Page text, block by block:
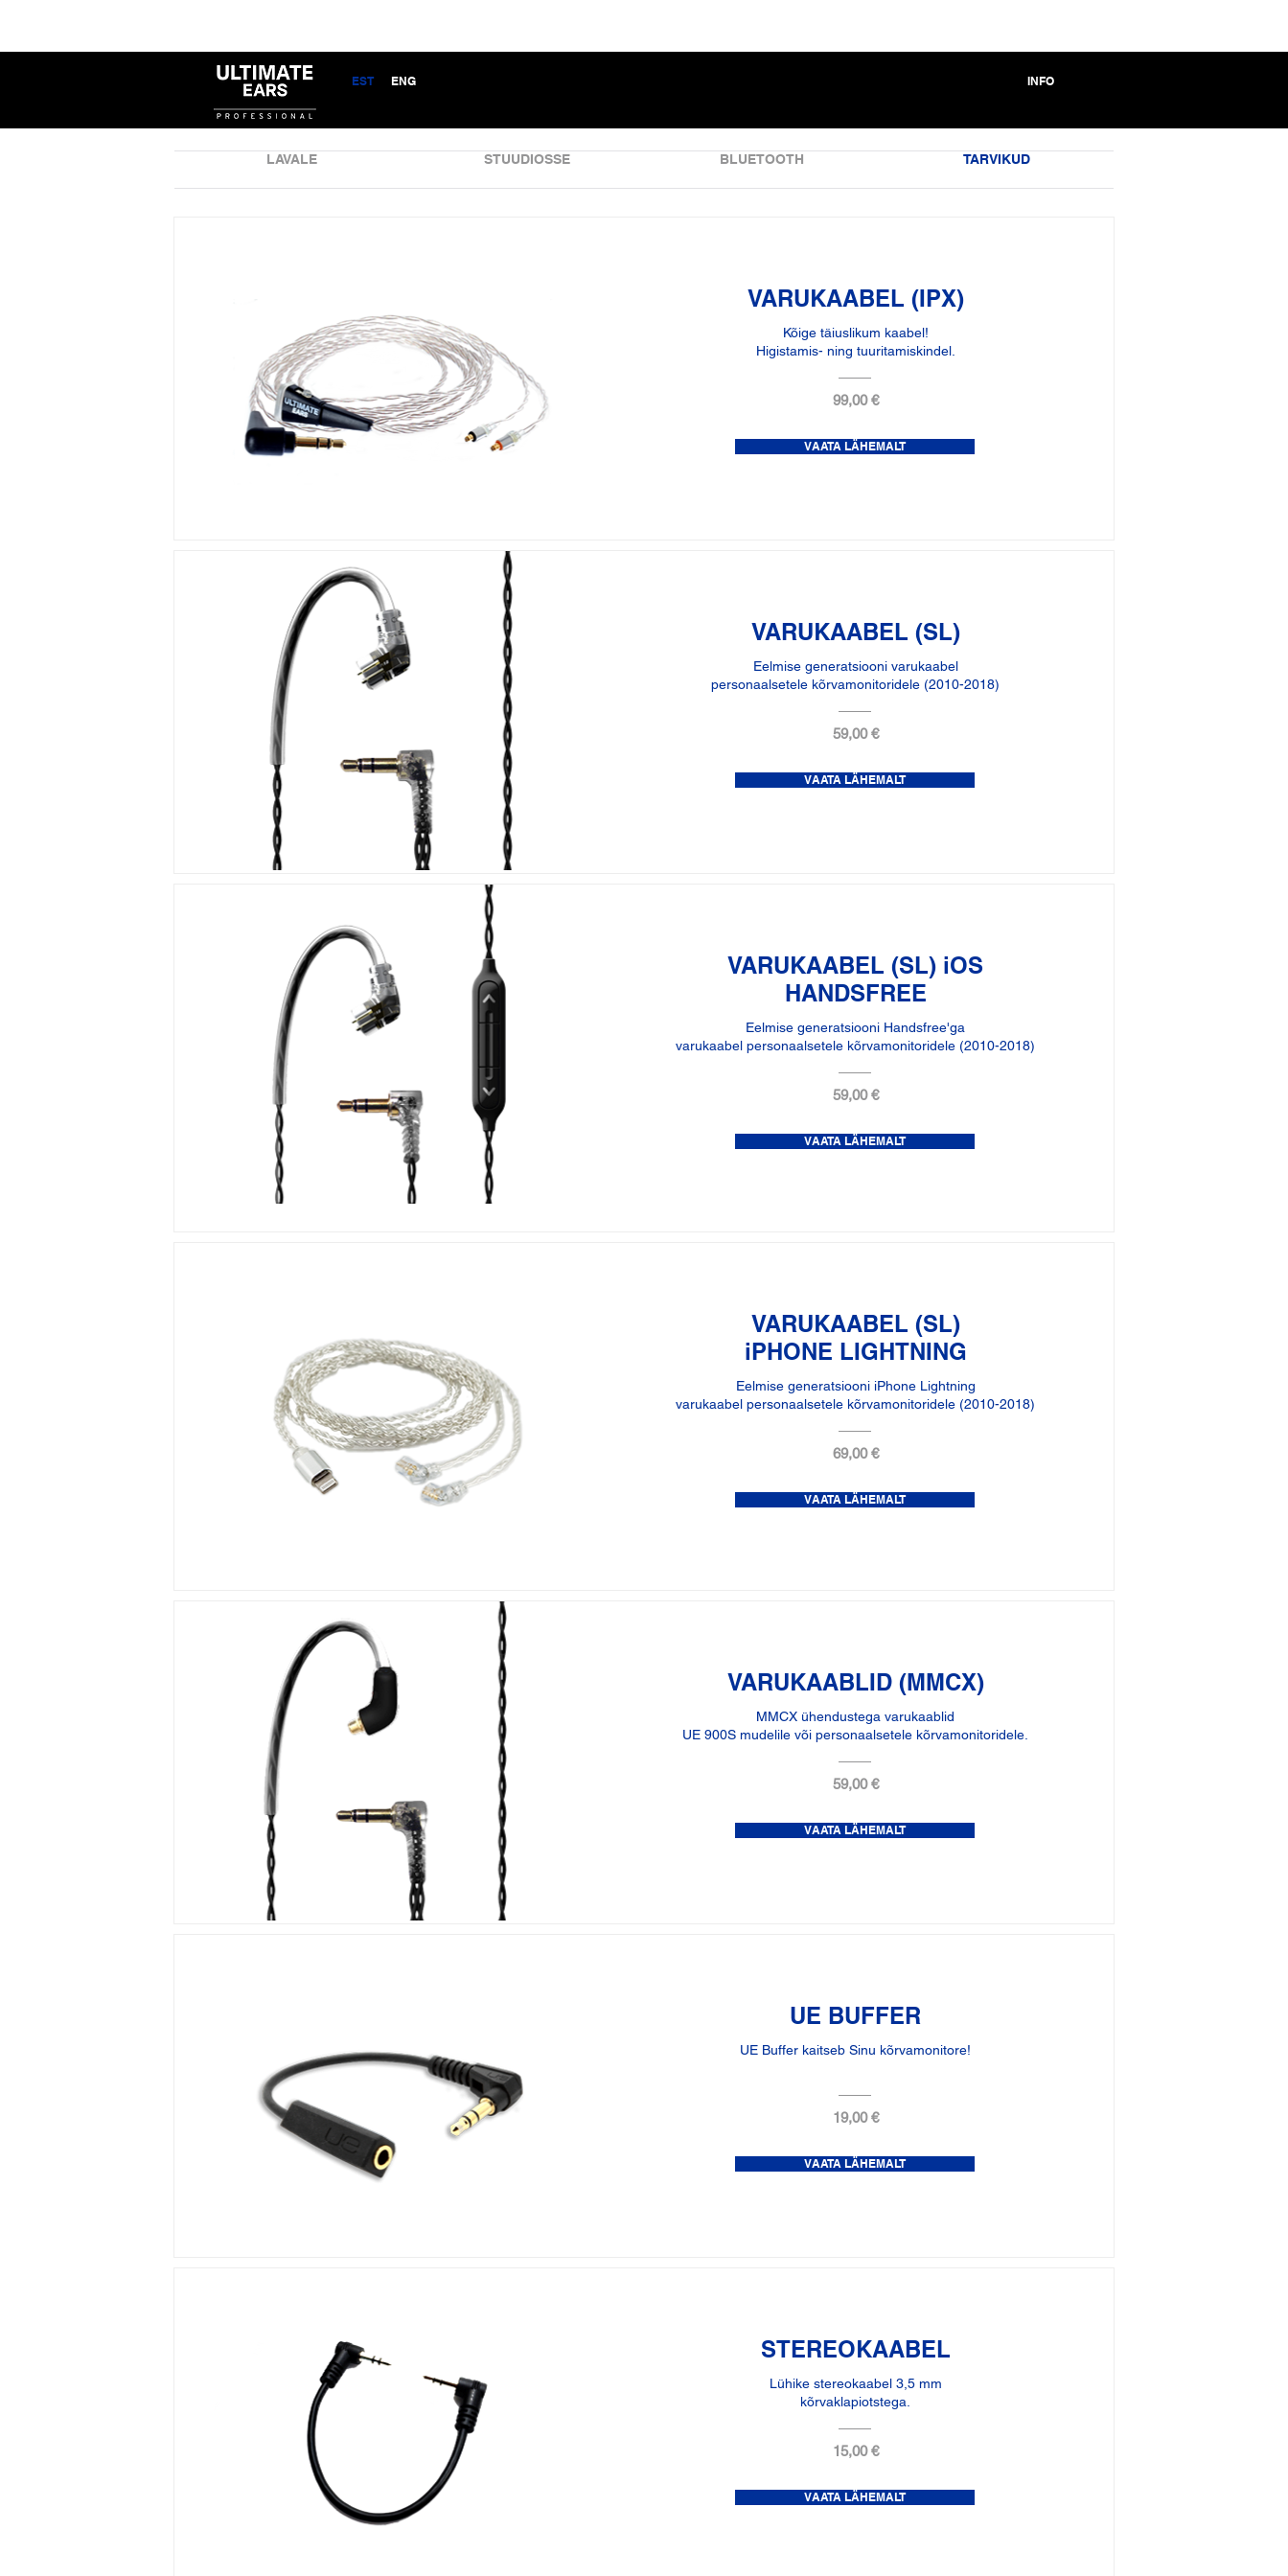
EST ENG INFO
TARVIKUD
BLUETOOTH
STUUDIOSSE
LAVALE
VARUKAABEL (IPX)
Kõige täiuslikum kaabel!
Higistamis- ning tuuritamiskindel.
99,00 €
VAATA LÄHEMALT
VARUKAABEL (SL)
Eelmise generatsiooni varukaabel
personaalsetele kõrvamonitoridele (2010-2018)
59,00 €
VAATA LÄHEMALT
VARUKAABEL (SL) iOS
HANDSFREE
Eelmise generatsiooni Handsfree'ga
varukaabel personaalsetele kõrvamonitoridele (2010-2018)
59,00 €
VAATA LÄHEMALT
VARUKAABEL (SL)
iPHONE LIGHTNING
Eelmise generatsiooni iPhone Lightning
varukaabel personaalsetele kõrvamonitoridele (2010-2018)
69,00 €
VAATA LÄHEMALT
VARUKAABLID (MMCX)
MMCX ühendustega varukaablid
UE 900S mudelile või personaalsetele kõrvamonitoridele.
59,00 €
VAATA LÄHEMALT
UE BUFFER
UE Buffer kaitseb Sinu kõrvamonitore!
19,00 €
VAATA LÄHEMALT
STEREOKAABEL
Lühike stereokaabel 3,5 mm
kõrvaklapiotstega.
15,00 €
VAATA LÄHEMALT